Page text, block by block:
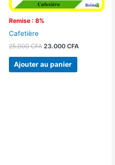
Remise : 8%
Cafetière
25.000CFA 23.000 CFA
Ajouter au panier